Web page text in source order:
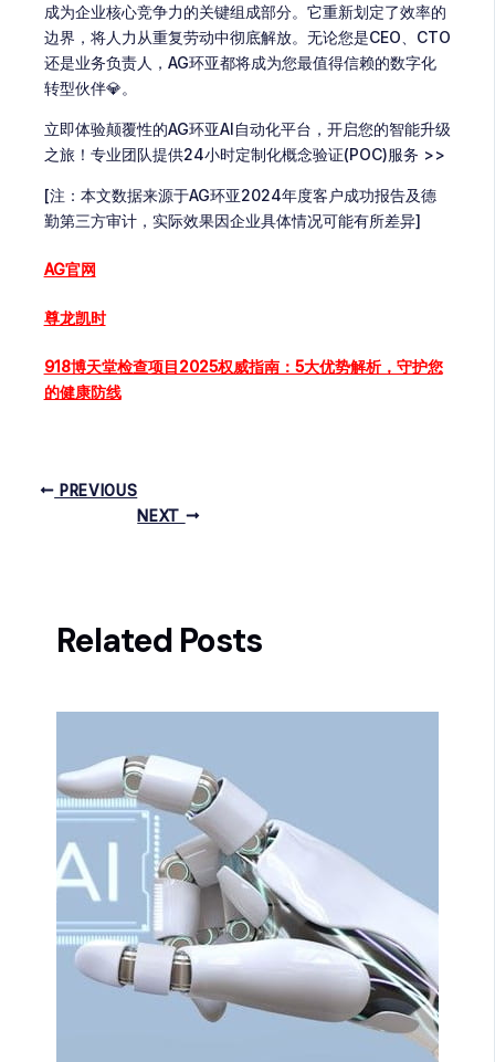
成为企业核心竞争力的关键组成部分。它重新划定了效率的
边界，将人力从重复劳动中彻底解放。无论您是CEO、CTO
还是业务负责人，AG环亚都将成为您最值得信赖的数字化
转型伙伴💎。
立即体验颠覆性的AG环亚AI自动化平台，开启您的智能升级
之旅！专业团队提供24小时定制化概念验证(POC)服务 >>
[注：本文数据来源于AG环亚2024年度客户成功报告及德
勤第三方审计，实际效果因企业具体情况可能有所差异]
AG官网
尊龙凯时
918博天堂检查项目2025权威指南：5大优势解析，守护您
的健康防线
PREVIOUS
NEXT
Related Posts